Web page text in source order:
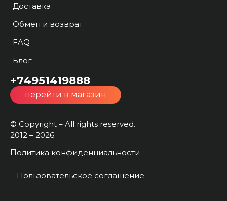
Доставка
Обмен и возврат
FAQ
Блог
+74951419888
перейти в магазин
© Copyright – All rights reserved.
2012 – 2026
Политика конфиденциальности
Пользовательское соглашение